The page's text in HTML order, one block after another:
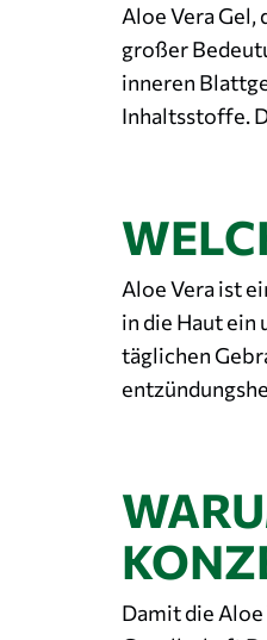
Aloe Vera
großer
inneren
Inhaltsstoffe.
Aloe Vera ist
in die Haut ein
täglichen
Damit die